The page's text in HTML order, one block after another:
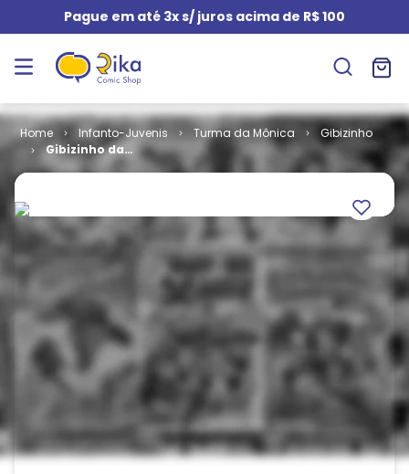
Pague em até 3x s/ juros acima de R$ 100
Infanto-Juvenis Turma da Mônica
Gibizinho
Gibizinho da
Mônica # 17 -